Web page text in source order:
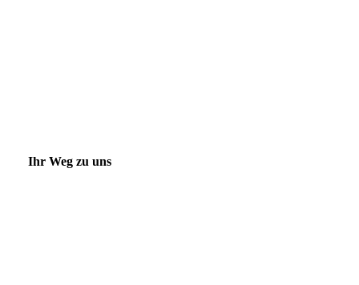
Ihr Weg zu uns